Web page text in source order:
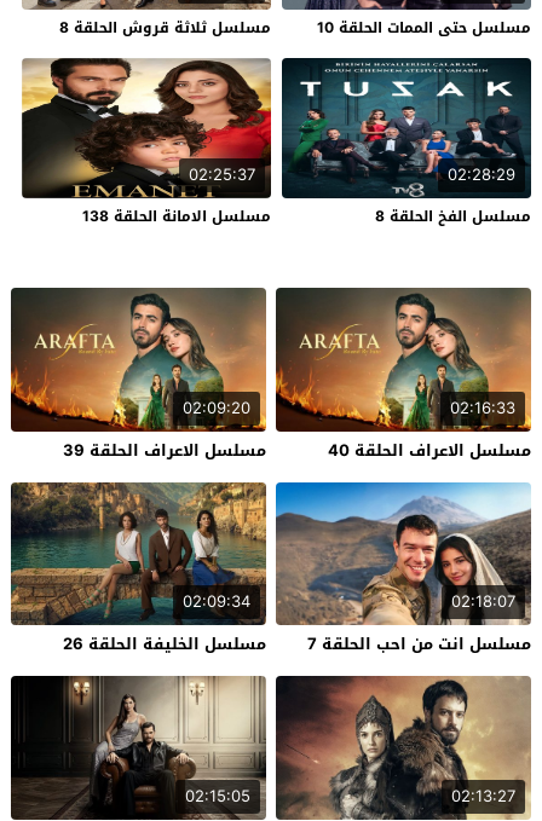
مسلسل حتى الممات الحلقة 10 مسلسل ثلاثة قروش الحلقة 8
02:28:29
مسلسل الفخ الحلقة 8
02:25:37
مسلسل الامانة الحلقة 138
02:16:33
مسلسل الاعراف الحلقة 40
02:09:20
مسلسل الاعراف الحلقة 39
02:18:07
مسلسل انت من احب الحلقة 7
02:09:34
مسلسل الخليفة الحلقة 26
02:13:27
02:15:05